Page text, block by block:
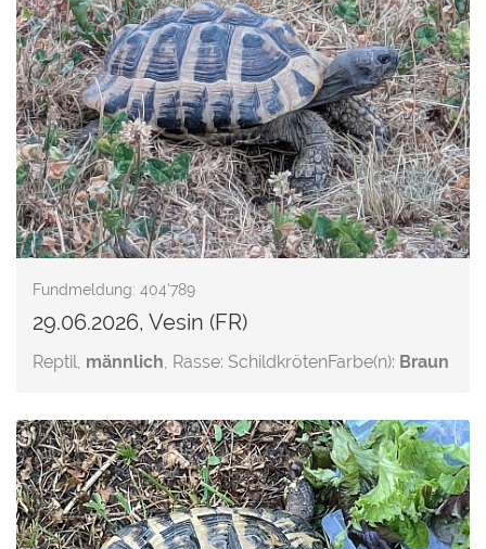
Fundmeldung: 404'789
29.06.2026, Vesin (FR)
Reptil, männlich, Rasse: SchildkrötenFarbe(n): Braun